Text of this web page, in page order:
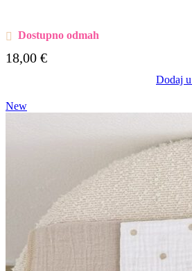
Dostupno odmah
18,00 €
Dodaj
New